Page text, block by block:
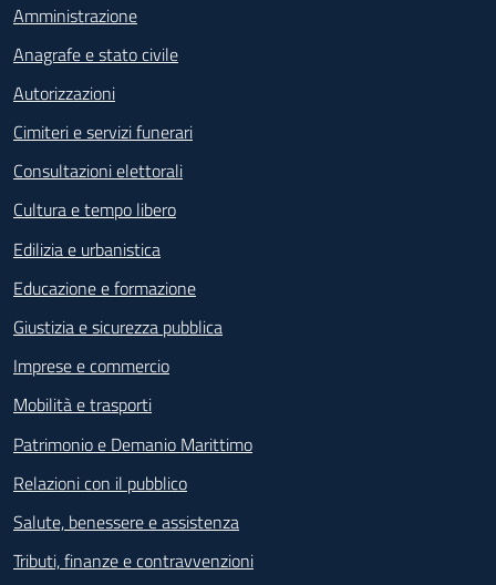
Amministrazione
Anagrafe e stato civile
Autorizzazioni
Cimiteri e servizi funerari
Consultazioni elettorali
Cultura e tempo libero
Edilizia e urbanistica
Educazione e formazione
Giustizia e sicurezza pubblica
Imprese e commercio
Mobilità e trasporti
Patrimonio e Demanio Marittimo
Relazioni con il pubblico
Salute, benessere e assistenza
Tributi, finanze e contravvenzioni